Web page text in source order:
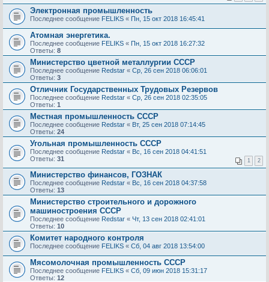
Электронная промышленность
Последнее сообщение FELIKS « Пн, 15 окт 2018 16:45:41
Атомная энергетика.
Последнее сообщение FELIKS « Пн, 15 окт 2018 16:27:32
Ответы: 8
Министерство цветной металлургии СССР
Последнее сообщение Redstar « Ср, 26 сен 2018 06:06:01
Ответы: 3
Отличник Государственных Трудовых Резервов
Последнее сообщение Redstar « Ср, 26 сен 2018 02:35:05
Ответы: 1
Местная промышленность СССР
Последнее сообщение Redstar « Вт, 25 сен 2018 07:14:45
Ответы: 24
Угольная промышленность СССР
Последнее сообщение Redstar « Вс, 16 сен 2018 04:41:51
Ответы: 31 1 2
Министерство финансов, ГОЗНАК
Последнее сообщение Redstar « Вс, 16 сен 2018 04:37:58
Ответы: 13
Министерство строительного и дорожного
машиностроения СССР
Последнее сообщение Redstar « Чт, 13 сен 2018 02:41:01
Ответы: 10
Комитет народного контроля
Последнее сообщение FELIKS « Сб, 04 авг 2018 13:54:00
Мясомолочная промышленность СССР
Последнее сообщение FELIKS « Сб, 09 июн 2018 15:31:17
Ответы: 12